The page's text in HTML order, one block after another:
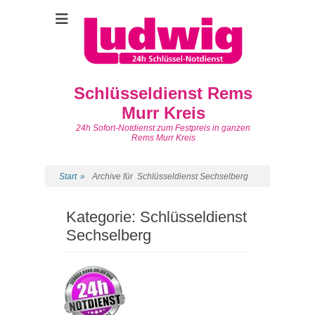
Schlüsseldienst Rems
Murr Kreis
24h Sofort-Notdienst zum Festpreis in ganzen
Rems Murr Kreis
Start » Archive für Schlüsseldienst Sechselberg
Kategorie: Schlüsseldienst
Sechselberg